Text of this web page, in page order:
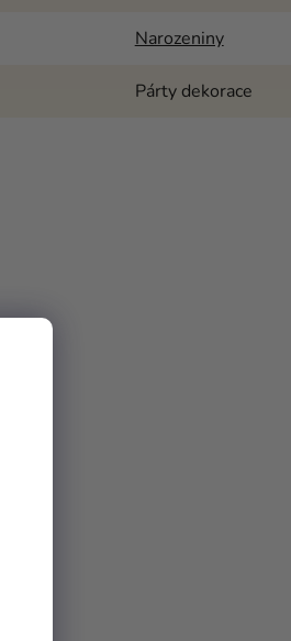
Narozeniny
Párty dekorace